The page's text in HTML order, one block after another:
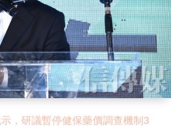
，研議暫停健保藥價調查機制3